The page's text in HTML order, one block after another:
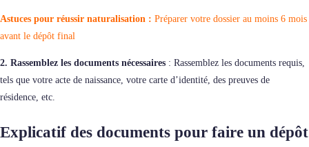
Astuces pour réussir naturalisation : Préparer votre dossier au moins 6 mois
avant le dépôt final
2. Rassemblez les documents nécessaires : Rassemblez les documents requis,
tels que votre acte de naissance, votre carte d’identité, des preuves de
résidence, etc.
Explicatif des documents pour faire un dépôt